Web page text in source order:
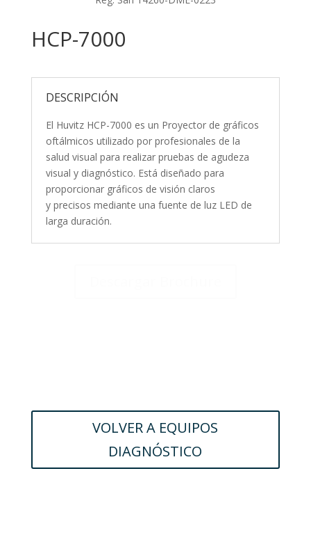
HCP-7000
DESCRIPCIÓN
El Huvitz HCP-7000 es un Proyector de gráficos
oftálmicos utilizado por profesionales de la
salud visual para realizar pruebas de agudeza
visual y diagnóstico. Está diseñado para
proporcionar gráficos de visión claros
y precisos mediante una fuente de luz LED de
larga duración.
VOLVER A EQUIPOS
DIAGNÓSTICO